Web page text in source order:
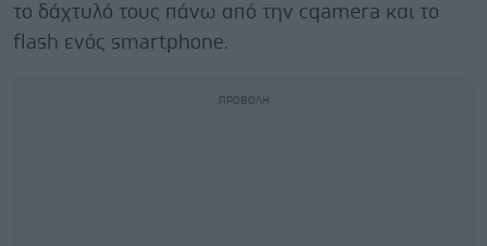
το δάχτυλό τους πάνω από την cqamera και το
flash ενός smartphone.